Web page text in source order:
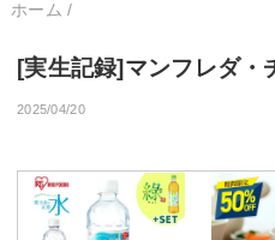
ホーム /
[実生記録]マンフレダ・
2025/04/20